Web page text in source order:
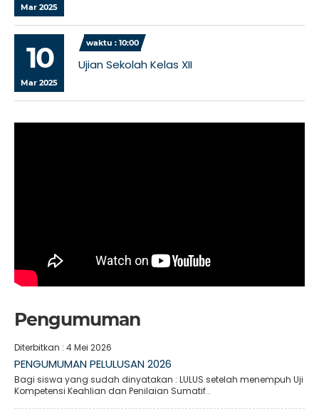
Mar 2025
10
Mar 2025
waktu : 10:00
Ujian Sekolah Kelas XII
Pengumuman
Diterbitkan : 4 Mei 2026
PENGUMUMAN PELULUSAN 2026
Bagi siswa yang sudah dinyatakan : LULUS setelah menempuh Uji
Kompetensi Keahlian dan Penilaian Sumatif..